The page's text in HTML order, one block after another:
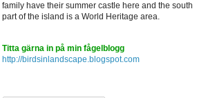
family have their summer castle here and the south
part of the island is a World Heritage area.
Titta gärna in på min fågelblogg
http://birdsinlandscape.blogspot.com